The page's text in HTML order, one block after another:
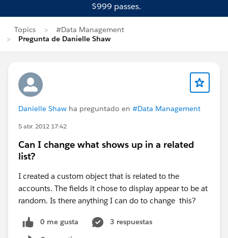
$999 passes.
Topics
#Data Management
Pregunta de Danielle Shaw
Danielle Shaw ha preguntado en #Data Management
5 abr. 2012 17:42
Can I change what shows up in a related
list?
I created a custom object that is related to the
accounts. The fields it chose to display appear to be at
random. Is there anything I can do to change this?
0 me gusta
3 respuestas